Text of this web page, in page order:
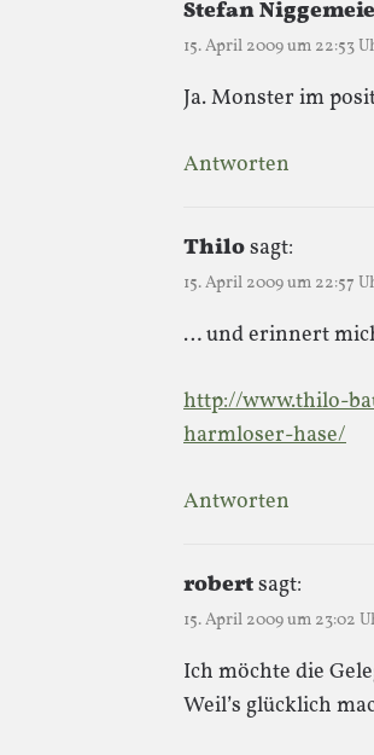
Stefan
15. April 2009 um 22:53
Ja. Monster im
Antworten
Thilosagt:
15. April 2009 um 22:57
… und erinnert
http://www.thilo-
harmloser-hase/
Antworten
robertsagt:
15. April 2009 um 23:02
Ich möchte die
Weil’s glücklich